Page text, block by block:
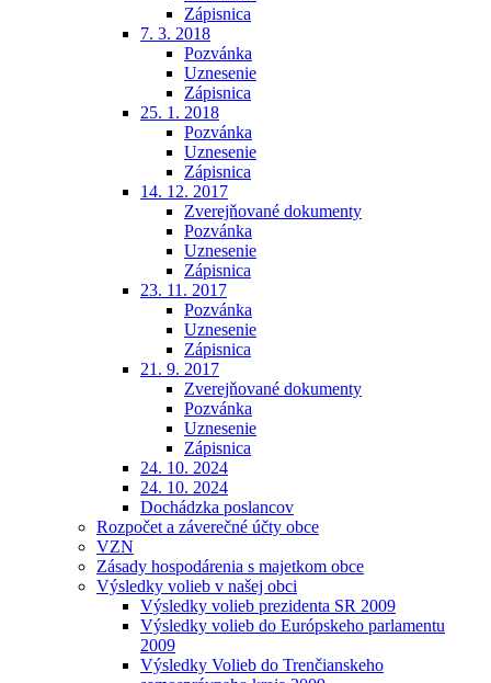
Zápisnica
7. 3. 2018
Pozvánka
Uznesenie
Zápisnica
25. 1. 2018
Pozvánka
Uznesenie
Zápisnica
14. 12. 2017
Zverejňované dokumenty
Pozvánka
Uznesenie
Zápisnica
23. 11. 2017
Pozvánka
Uznesenie
Zápisnica
21. 9. 2017
Zverejňované dokumenty
Pozvánka
Uznesenie
Zápisnica
24. 10. 2024
24. 10. 2024
Dochádzka poslancov
Rozpočet a záverečné účty obce
VZN
Zásady hospodárenia s majetkom obce
Výsledky volieb v našej obci
Výsledky volieb prezidenta SR 2009
Výsledky volieb do Európskeho parlamentu
2009
Výsledky Volieb do Trenčianskeho